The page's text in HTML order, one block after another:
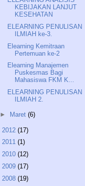
KEBIJAKAN LANJUT
KESEHATAN
ELEARNING PENULISAN
ILMIAH ke-3.
Elearning Kemitraan
Pertemuan ke-2
Elearning Manajemen
Puskesmas Bagi
Mahasiswa FKM K...
ELEARNING PENULISAN
ILMIAH 2.
► Maret (6)
2012 (17)
2011 (1)
2010 (12)
2009 (17)
2008 (19)